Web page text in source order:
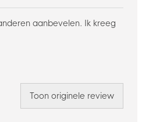
aanbevelen. Ik kreeg
Toon originele review